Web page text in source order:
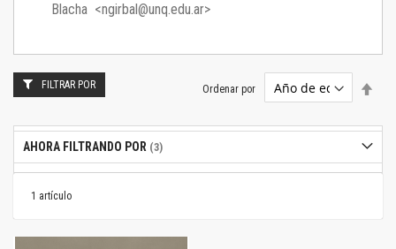
Blacha <ngirbal@unq.edu.ar>
1 artículo
Ordenar por
FILTRAR POR
AHORA FILTRANDO POR